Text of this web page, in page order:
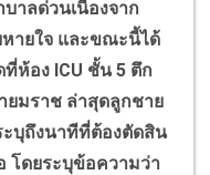
าลด่วนเนื่องจาก
ายใจ และขณะนี้ได้
ที่ห้อง ICU ชั้น 5 ตึก
ยมราช ล่าสุดลูกชาย
บุถึงนาทีที่ต้องตัดสิน
โดยระบุข้อความว่า